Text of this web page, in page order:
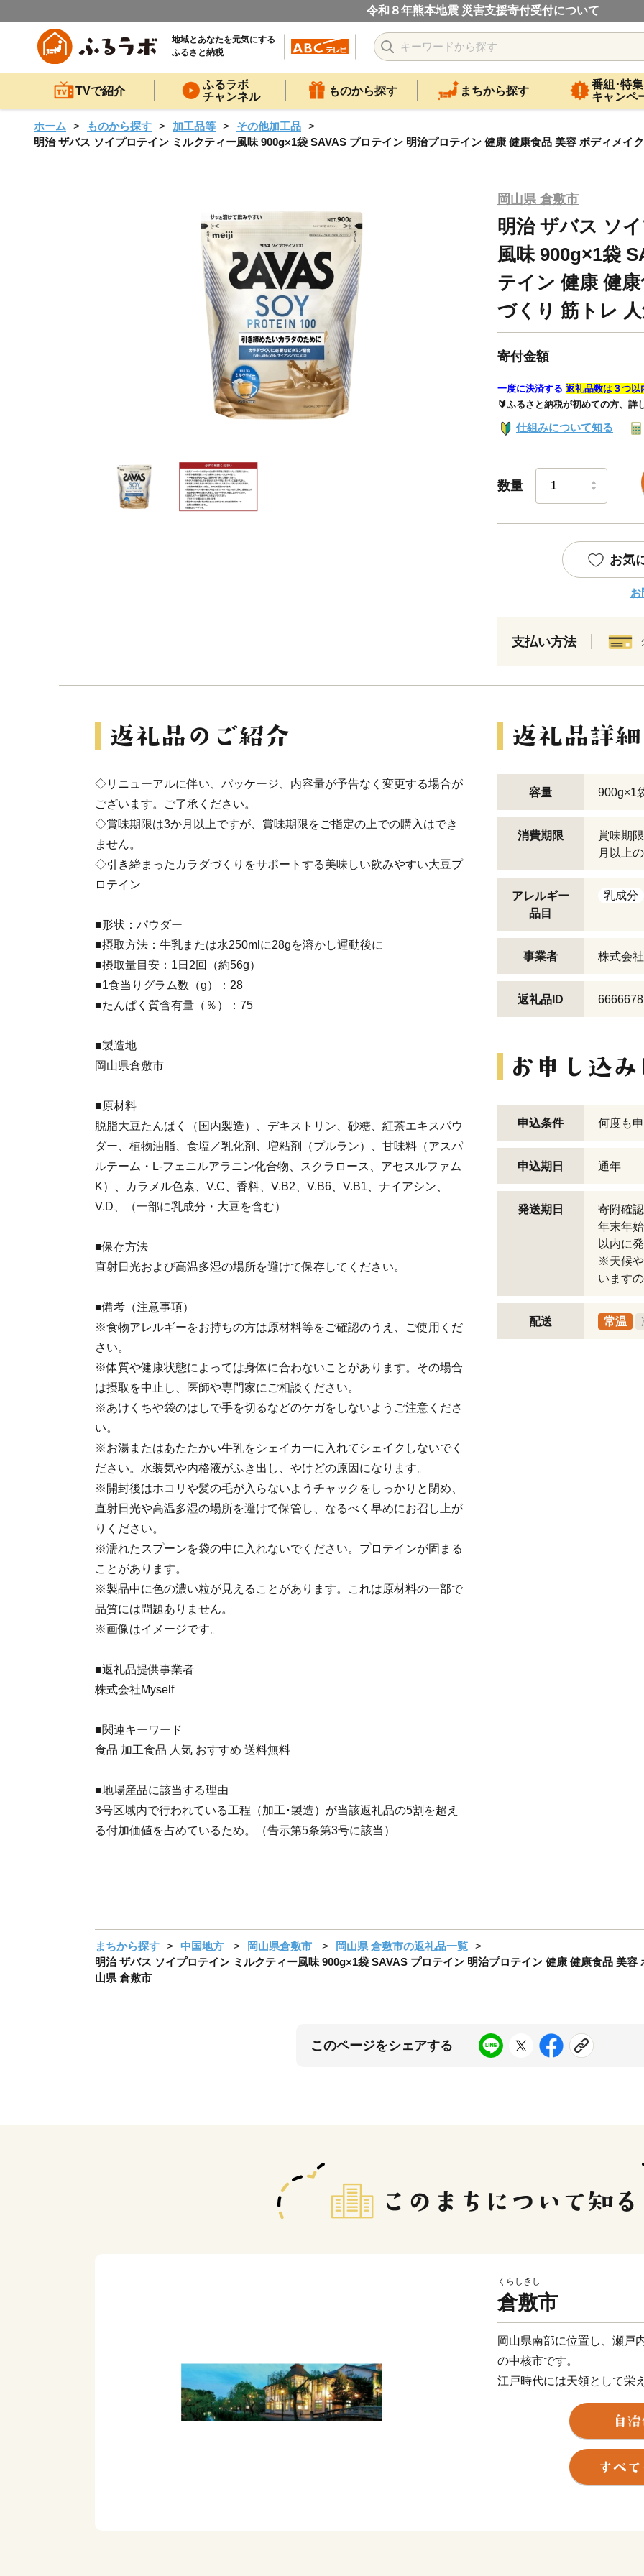
令和８年熊本地震 災害支援寄付受付について
地域とあなたを元気にする
ふるさと納税
TVで紹介
ふるラボ
チャンネル
ものから探す まちから探す
番組･特集
キャンペ
ホーム ものから探す 加工品等
その他加工品
明治 ザバス ソイプロテイン ミルクティー風味 900g×1袋 SAVAS プロテイン 明治プロテイン 健康 健康食品 美容 ボディメイ
岡山県 倉敷市
明治 ザバス ソ
風味 900g×1袋
テイン 健康 健
づくり 筋トレ
寄付金額
一度に決済する 返礼品数は３つ以
🔰ふるさと納税が初めての方、詳
仕組みについて知る
数量
お気
お
支払い方法
◇リニューアルに伴い、パッケージ、内容量が予告なく変更する場合が
ございます。ご了承ください。
◇賞味期限は3か月以上ですが、賞味期限をご指定の上での購入はでき
ません。
◇引き締まったカラダづくりをサポートする美味しい飲みやすい大豆プ
ロテイン
■形状：パウダー
■摂取方法：牛乳または水250mlに28gを溶かし運動後に
■摂取量目安：1日2回（約56g）
■1食当りグラム数（g）：28
■たんぱく質含有量（％）：75
■製造地
岡山県倉敷市
■原材料
脱脂大豆たんぱく（国内製造）、デキストリン、砂糖、紅茶エキスパウ
ダー、植物油脂、食塩／乳化剤、増粘剤（プルラン）、甘味料（アスパ
ルテーム・L-フェニルアラニン化合物、スクラロース、アセスルファム
K）、カラメル色素、V.C、香料、V.B2、V.B6、V.B1、ナイアシン、
V.D、（一部に乳成分・大豆を含む）
■保存方法
直射日光および高温多湿の場所を避けて保存してください。
■備考（注意事項）
※食物アレルギーをお持ちの方は原材料等をご確認のうえ、ご使用くだ
さい。
※体質や健康状態によっては身体に合わないことがあります。その場合
は摂取を中止し、医師や専門家にご相談ください。
※あけくちや袋のはしで手を切るなどのケガをしないようご注意くださ
い。
※お湯またはあたたかい牛乳をシェイカーに入れてシェイクしないでく
ださい。水装気や内格液がふき出し、やけどの原因になります。
※開封後はホコリや髪の毛が入らないようチャックをしっかりと閉め、
直射日光や高温多湿の場所を避けて保管し、なるべく早めにお召し上が
りください。
※濡れたスプーンを袋の中に入れないでください。プロテインが固まる
ことがあります。
※製品中に色の濃い粒が見えることがあります。これは原材料の一部で
品質には問題ありません。
※画像はイメージです。
■返礼品提供事業者
株式会社Myself
■関連キーワード
食品 加工食品 人気 おすすめ 送料無料
■地場産品に該当する理由
3号区域内で行われている工程（加工･製造）が当該返礼品の5割を超え
る付加価値を占めているため。（告示第5条第3号に該当）
容量 900g×1
消費期限
賞味期
月以上
アレルギー
品目
乳成分
事業者 株式会
返礼品ID 6666678
申込条件 何度も
申込期日 通年
発送期日
寄附確
年末年
以内に
※天候や
います
配送 常温
まちから探す 中国地方 岡山県倉敷市
岡山県 倉敷市の返礼品一覧
明治 ザバス ソイプロテイン ミルクティー風味 900g×1袋 SAVAS プロテイン 明治プロテイン 健康 健康食品 美
山県 倉敷市
このページをシェアする
くらしきし
倉敷市
岡山県南部に位置し、瀬戸
の中核市です。
江戸時代には天領として栄
本初の私立西洋近代美術館
気を集めています。
また、温暖な気候と高梁川
カット、国産ジーンズ発祥
性を活かした特産品が数多